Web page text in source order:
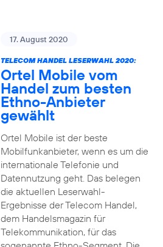
17. August 2020
TELECOM HANDEL LESERWAHL 2020:
Ortel Mobile vom
Handel zum besten
Ethno-Anbieter
gewählt
Ortel Mobile ist der beste
Mobilfunkanbieter, wenn es um die
internationale Telefonie und
Datennutzung geht. Das belegen
die aktuellen Leserwahl-
Ergebnisse der Telecom Handel,
dem Handelsmagazin für
Telekommunikation, für das